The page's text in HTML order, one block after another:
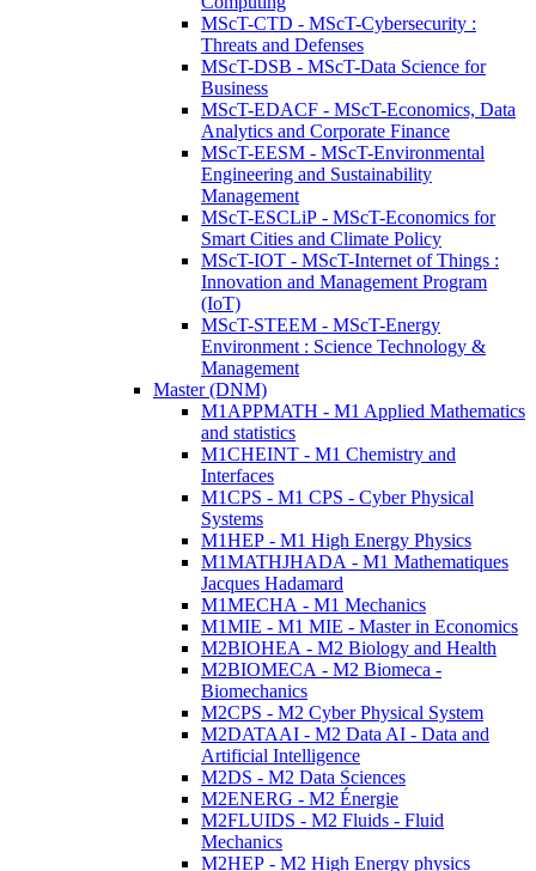
MScT-CTD - MScT-Cybersecurity :
Threats and Defenses
MScT-DSB - MScT-Data Science for
Business
MScT-EDACF - MScT-Economics, Data
Analytics and Corporate Finance
MScT-EESM - MScT-Environmental
Engineering and Sustainability
Management
MScT-ESCLiP - MScT-Economics for
Smart Cities and Climate Policy
MScT-IOT - MScT-Internet of Things :
Innovation and Management Program
(IoT)
MScT-STEEM - MScT-Energy
Environment : Science Technology &
Management
Master (DNM)
M1APPMATH - M1 Applied Mathematics
and statistics
M1CHEINT - M1 Chemistry and
Interfaces
M1CPS - M1 CPS - Cyber Physical
Systems
M1HEP - M1 High Energy Physics
M1MATHJHADA - M1 Mathematiques
Jacques Hadamard
M1MECHA - M1 Mechanics
M1MIE - M1 MIE - Master in Economics
M2BIOHEA - M2 Biology and Health
M2BIOMECA - M2 Biomeca -
Biomechanics
M2CPS - M2 Cyber Physical System
M2DATAAI - M2 Data AI - Data and
Artificial Intelligence
M2DS - M2 Data Sciences
M2ENERG - M2 Énergie
M2FLUIDS - M2 Fluids - Fluid
Mechanics
M2HEP - M2 High Energy physics